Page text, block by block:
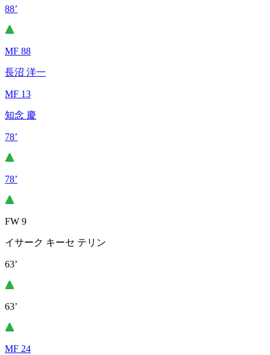
88’
MF 88
長沼 洋一
MF 13
知念 慶
78’
78’
FW 9
イサーク キーセ テリン
63’
63’
MF 24